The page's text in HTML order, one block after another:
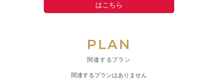
はこちら
PLAN
関連するプラン
関連するプランはありません